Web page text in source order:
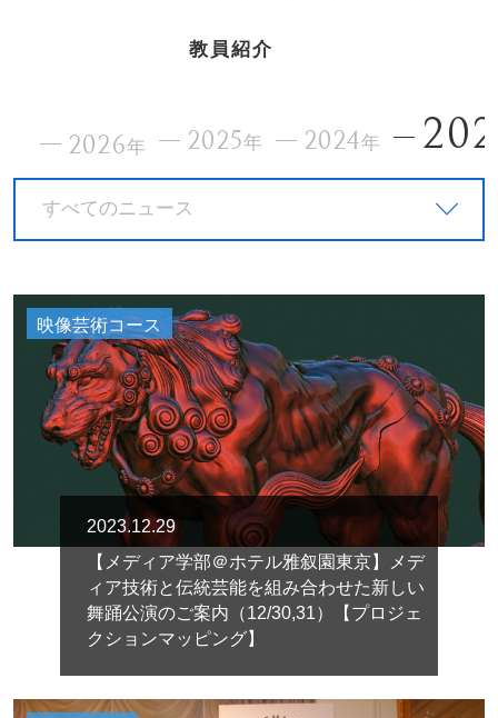
教員紹介
2026年 2025年 2024年
すべてのニュース
映像芸術コース
2023.12.29
【メディア学部＠ホテル雅叙園東京】メデ
ィア技術と伝統芸能を組み合わせた新しい
舞踊公演のご案内（12/30,31）【プロジェ
クションマッピング】